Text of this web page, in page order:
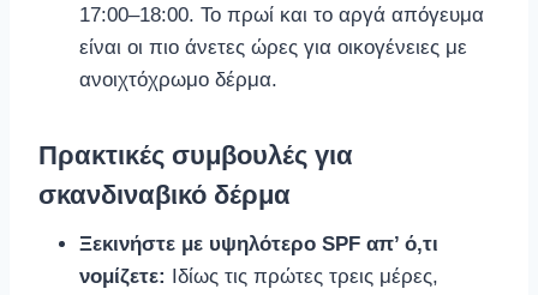
17:00–18:00. Το πρωί και το αργά απόγευμα
είναι οι πιο άνετες ώρες για οικογένειες με
ανοιχτόχρωμο δέρμα.
Πρακτικές συμβουλές για
σκανδιναβικό δέρμα
Ξεκινήστε με υψηλότερο SPF απ’ ό,τι
νομίζετε: Ιδίως τις πρώτες τρεις μέρες,